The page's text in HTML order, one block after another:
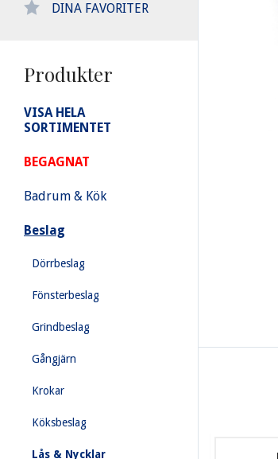
DINA FAVORITER
Produkter
VISA HELA
SORTIMENTET
BEGAGNAT
Badrum & Kök
Beslag
Dörrbeslag
Fönsterbeslag
Grindbeslag
Gångjärn
Krokar
Köksbeslag
Lås & Nycklar